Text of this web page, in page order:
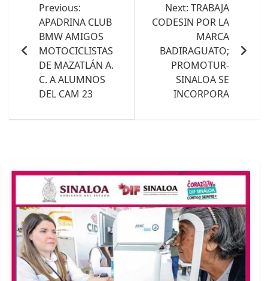
entradas
Previous:
APADRINA CLUB
BMW AMIGOS
MOTOCICLISTAS
DE MAZATLÁN A.
C. A ALUMNOS
DEL CAM 23
Next: TRABAJA
CODESIN POR LA
MARCA
BADIRAGUATO;
PROMOTUR-
SINALOA SE
INCORPORA